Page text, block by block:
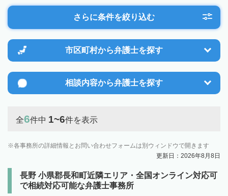
さらに条件を絞り込む
市区町村から弁護士を探す
相談内容から弁護士を探す
全6件中 1~6件を表示
各事務所の詳細情報とお問い合わせフォームは別ウィンドウで開きます
更新日：2026年8月8日
長野 小県郡長和町近隣エリア・全国オンライン対応可
で相続対応可能な弁護士事務所